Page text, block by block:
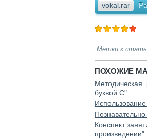
vokal.rar
Метки к
ПОХОЖИЕ
буквой С"
Конспект
произведении"